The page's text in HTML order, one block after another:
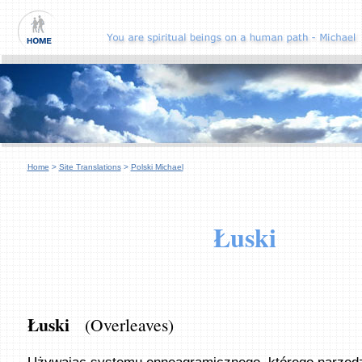
Home > Site Translations> Polski Michael
Łuski
Łuski (Overleaves)